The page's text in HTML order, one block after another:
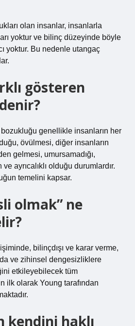
olan insanlar, insanlarla
yoktur ve bilinç düzeyinde böyle
yoktur. Bu nedenle utangaç
gösteren
genellikle insanların her
övülmesi, diğer insanların
gelmesi, umursamadığı,
ayrıcalıklı olduğu durumlardır.
temelini kapsar.
olmak” ne
bilinçdışı ve karar verme,
ve zihinsel dengesizliklere
etkileyebilecek tüm
ilk olarak Young tarafından
kendini haklı